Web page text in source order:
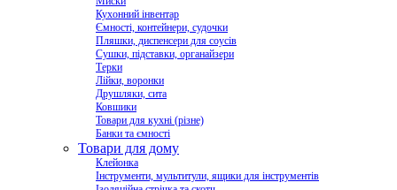
Кухонний інвентар
Ємності, контейнери, судочки
Пляшки, диспенсери для соусів
Сушки, підставки, органайзери
Терки
Лійки, воронки
Друшляки, сита
Ковшики
Товари для кухні (різне)
Банки та ємності
Товари для дому
Клейонка
Інструменти, мультитули, ящики для інструментів